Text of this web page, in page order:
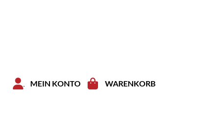
MEIN KONTO WARENKORB